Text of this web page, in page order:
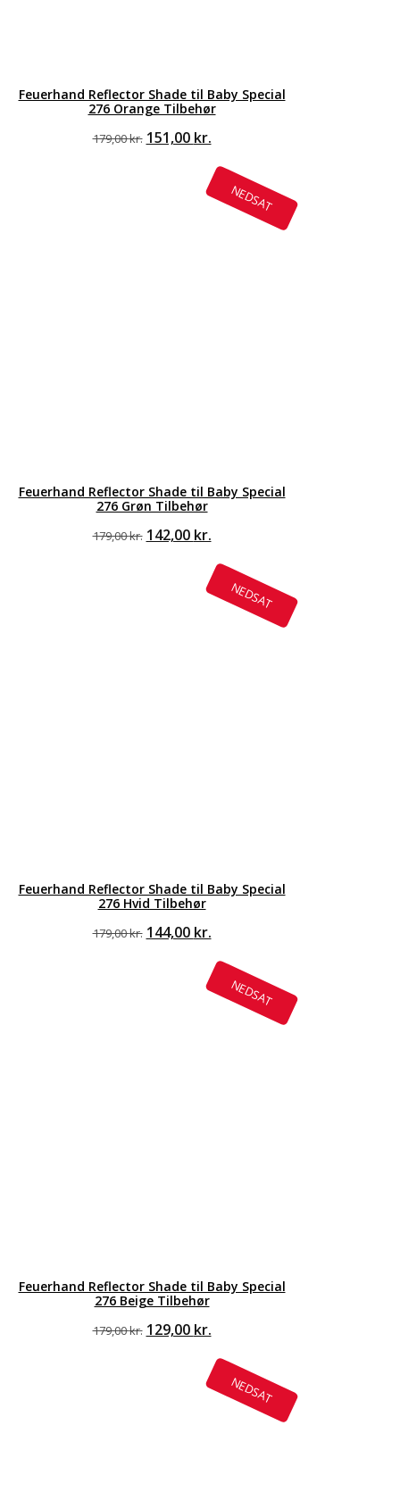
Feuerhand Reflector Shade til Baby Special
276 Orange Tilbehør
179,00kr. Den
179,00 kr..
151,00 kr.Den
pris
er:
151,00 kr..
NEDSAT
Feuerhand Reflector Shade til Baby Special
276 Grøn Tilbehør
179,00kr. Den
179,00 kr..
142,00 kr.Den
pris
er:
142,00 kr..
NEDSAT
Feuerhand Reflector Shade til Baby Special
276 Hvid Tilbehør
179,00kr. Den
179,00 kr..
144,00 kr.Den
pris
er:
144,00 kr..
NEDSAT
Feuerhand Reflector Shade til Baby Special
276 Beige Tilbehør
179,00kr. Den
179,00 kr..
129,00 kr.Den
pris
er:
129,00 kr..
NEDSAT